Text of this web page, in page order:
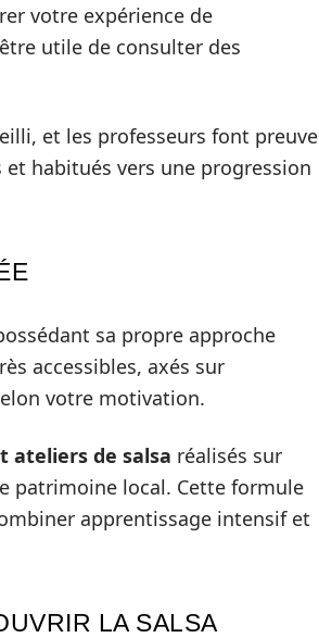
votre expérience de
utile de consulter des
et les professeurs font preuve
habitués vers une progression
sa propre approche
accessibles, axés sur
votre motivation.
ateliers de salsa réalisés sur
patrimoine local. Cette formule
apprentissage intensif et
LA SALSA